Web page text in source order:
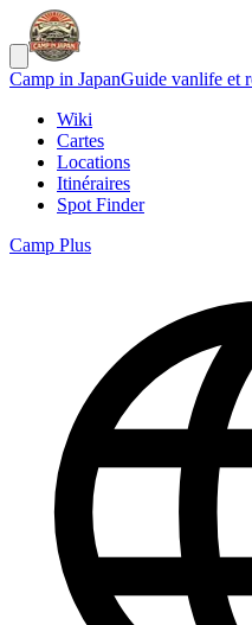
Camp in JapanGuide vanlife et
Wiki
Cartes
Locations
Itinéraires
Spot Finder
Camp Plus